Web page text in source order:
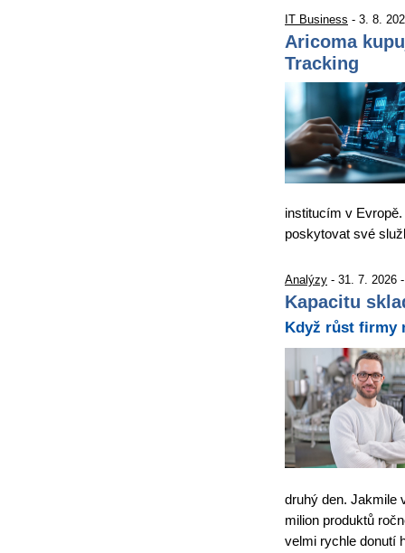
IT Business - 3. 8.
Aricoma
Tracking
institucím v
poskytovat své
Analýzy - 31. 7. 2026
Kapacitu
Když růst firmy
druhý den. Jakmile
milion produktů
velmi rychle donutí